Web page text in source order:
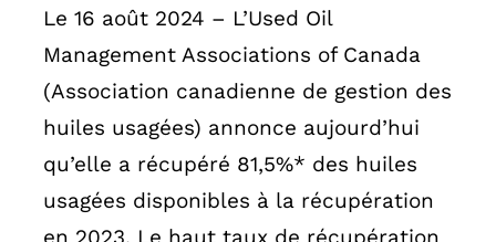
Le 16 août 2024 – L’Used Oil
Management Associations of Canada
(Association canadienne de gestion des
huiles usagées) annonce aujourd’hui
qu’elle a récupéré 81,5%* des huiles
usagées disponibles à la récupération
en 2023. Le haut taux de récupération